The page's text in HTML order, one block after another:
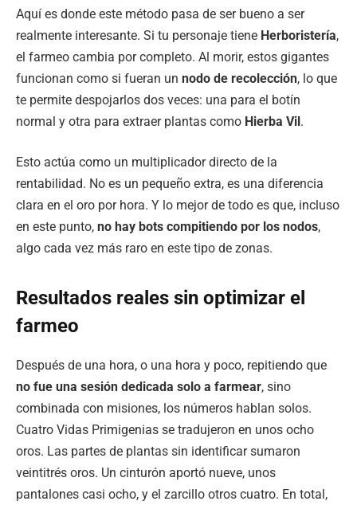
Aquí es donde este método pasa de ser bueno a ser
realmente interesante. Si tu personaje tiene Herboristería,
el farmeo cambia por completo. Al morir, estos gigantes
funcionan como si fueran un nodo de recolección, lo que
te permite despojarlos dos veces: una para el botín
normal y otra para extraer plantas como Hierba Vil.
Esto actúa como un multiplicador directo de la
rentabilidad. No es un pequeño extra, es una diferencia
clara en el oro por hora. Y lo mejor de todo es que, incluso
en este punto, no hay bots compitiendo por los nodos,
algo cada vez más raro en este tipo de zonas.
Resultados reales sin optimizar el
farmeo
Después de una hora, o una hora y poco, repitiendo que
no fue una sesión dedicada solo a farmear, sino
combinada con misiones, los números hablan solos.
Cuatro Vidas Primigenias se tradujeron en unos ocho
oros. Las partes de plantas sin identificar sumaron
veintitrés oros. Un cinturón aportó nueve, unos
pantalones casi ocho, y el zarcillo otros cuatro. En total,